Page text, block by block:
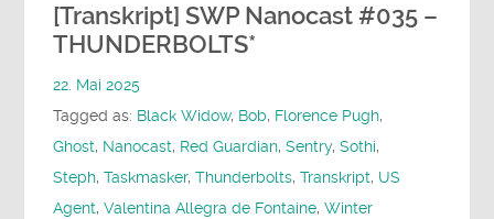
[Transkript] SWP Nanocast #035 –
THUNDERBOLTS*
22. Mai 2025
Tagged as: Black Widow, Bob, Florence Pugh,
Ghost, Nanocast, Red Guardian,Sentry,Sothi,
Steph,Taskmasker,Thunderbolts,Transkript, US
Agent,Valentina Allegra de Fontaine,Winter